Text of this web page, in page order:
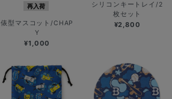
再入荷
俵型マスコット/CHAP
Y
¥1,000
シリコンキートレイ/2
枚セット
¥2,800